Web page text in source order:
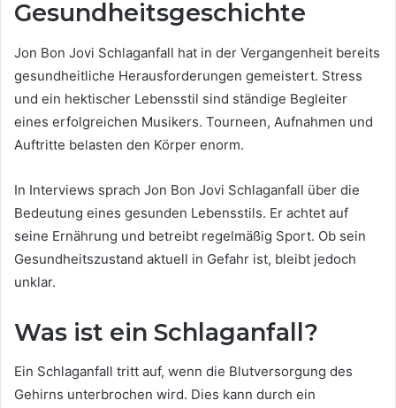
Gesundheitsgeschichte
Jon Bon Jovi Schlaganfall hat in der Vergangenheit bereits
gesundheitliche Herausforderungen gemeistert. Stress
und ein hektischer Lebensstil sind ständige Begleiter
eines erfolgreichen Musikers. Tourneen, Aufnahmen und
Auftritte belasten den Körper enorm.
In Interviews sprach Jon Bon Jovi Schlaganfall über die
Bedeutung eines gesunden Lebensstils. Er achtet auf
seine Ernährung und betreibt regelmäßig Sport. Ob sein
Gesundheitszustand aktuell in Gefahr ist, bleibt jedoch
unklar.
Was ist ein Schlaganfall?
Ein Schlaganfall tritt auf, wenn die Blutversorgung des
Gehirns unterbrochen wird. Dies kann durch ein